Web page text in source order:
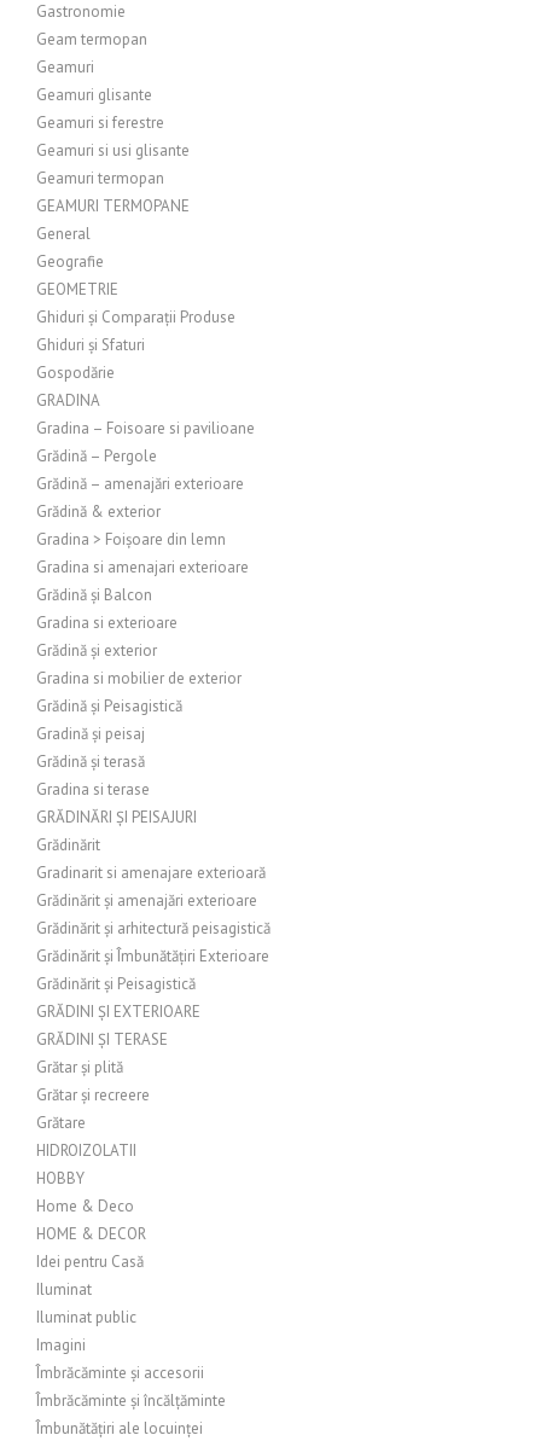
Gastronomie
Geam termopan
Geamuri
Geamuri glisante
Geamuri si ferestre
Geamuri si usi glisante
Geamuri termopan
GEAMURI TERMOPANE
General
Geografie
GEOMETRIE
Ghiduri și Comparații Produse
Ghiduri și Sfaturi
Gospodărie
GRADINA
Gradina – Foisoare si pavilioane
Grădină – Pergole
Grădină – amenajări exterioare
Grădină & exterior
Gradina > Foișoare din lemn
Gradina si amenajari exterioare
Grădină și Balcon
Gradina si exterioare
Grădină și exterior
Gradina si mobilier de exterior
Grădină și Peisagistică
Gradină și peisaj
Grădină și terasă
Gradina si terase
GRĂDINĂRI ȘI PEISAJURI
Grădinărit
Gradinarit si amenajare exterioară
Grădinărit și amenajări exterioare
Grădinărit și arhitectură peisagistică
Grădinărit și Îmbunătățiri Exterioare
Grădinărit și Peisagistică
GRĂDINI ȘI EXTERIOARE
GRĂDINI ȘI TERASE
Grătar și plită
Grătar și recreere
Grătare
HIDROIZOLATII
HOBBY
Home & Deco
HOME & DECOR
Idei pentru Casă
Iluminat
Iluminat public
Imagini
Îmbrăcăminte și accesorii
Îmbrăcăminte și încălțăminte
Îmbunătățiri ale locuinței